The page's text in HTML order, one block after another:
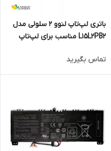
باتری لپ‌تاپ لنوو 2 سلولی مدل
L15L2PB2 مناسب برای لپ‌تاپ
تماس بگیرید